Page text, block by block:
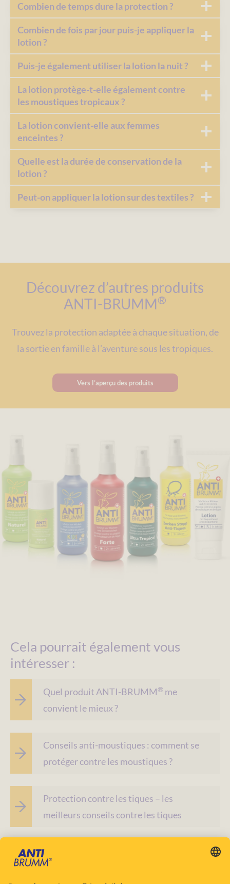
Combien de temps dure la protection ?
Combien de fois par jour puis-je appliquer la
lotion ?
Puis-je également utiliser la lotion la nuit ?
La lotion protège-t-elle également contre
les moustiques tropicaux ?
La lotion convient-elle aux femmes
enceintes ?
Quelle est la durée de conservation de la
lotion ?
Peut-on appliquer la lotion sur des textiles ?
Découvrez d’autres produits
ANTI-BRUMM®
Trouvez la protection adaptée à chaque situation, de
la sortie en famille à l’aventure sous les tropiques.
Vers l’aperçu des produits
Cela pourrait également vous
intéresser :
Quel produit ANTI-BRUMM® me
convient le mieux ?
Conseils anti-moustiques : comment se
protéger contre les moustiques ?
Protection contre les tiques – les
meilleurs conseils contre les tiques
Utilisez les répulsifs avec précaution. Avant toute